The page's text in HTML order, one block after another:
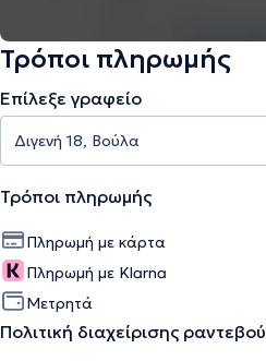
Τρόποι πληρωμής
Επίλεξε γραφείο
Τρόποι πληρωμής
Πληρωμή με κάρτα
Πληρωμή με Klarna
Μετρητά
Πολιτική διαχείρισης ραντεβού